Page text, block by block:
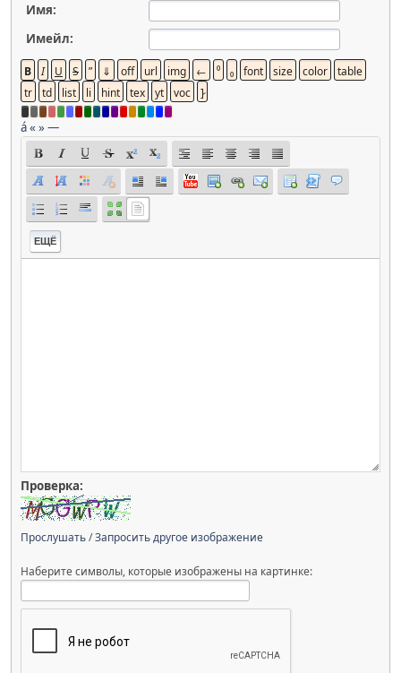
Имя:
Имейл:
á« »—
ЕЩЁ
Проверка:
Прослушать/Запросить другое изображение
Наберите символы, которые изображены на картинке: